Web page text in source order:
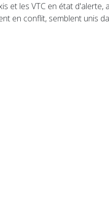
et les VTC en état
en conflit, semblent unis
après l'augmentation du